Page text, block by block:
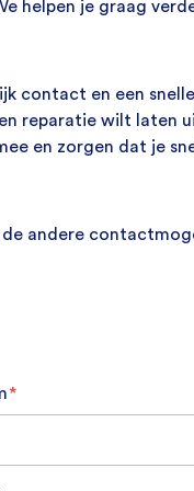
helpen je graag
contact en een
reparatie wilt laten
en zorgen dat je
de andere
*